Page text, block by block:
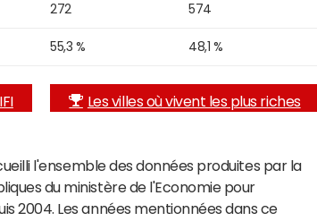
272 574
55,3 % 48,1 %
Les villes où vivent les plus riches
l'ensemble des données produites par la
du ministère de l'Economie pour
2004. Les années mentionnées dans ce